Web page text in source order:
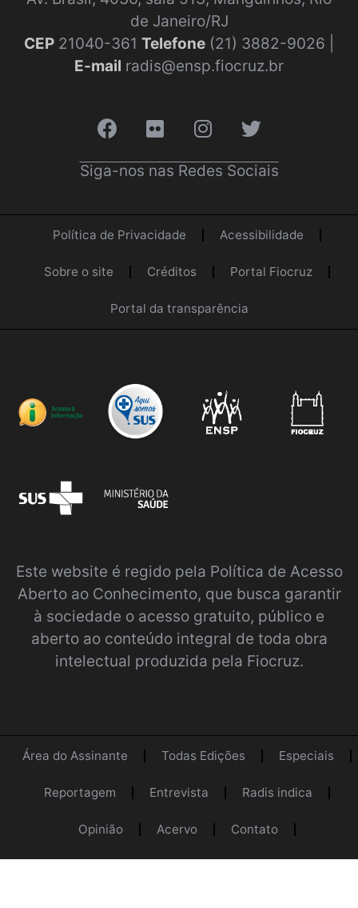
de Janeiro/RJ
CEP 21040-361 Telefone (21) 3882-9026 |
E-mail radis@ensp.fiocruz.br
Siga-nos nas Redes Sociais
Política de Privacidade Acessibilidade
Sobre o site Créditos Portal Fiocruz
Portal da transparência
Este website é regido pela Política de Acesso
Aberto ao Conhecimento, que busca garantir
à sociedade o acesso gratuito, público e
aberto ao conteúdo integral de toda obra
intelectual produzida pela Fiocruz.
Área do Assinante Todas Edições Especiais
Reportagem Entrevista Radis indica
Opinião Acervo Contato